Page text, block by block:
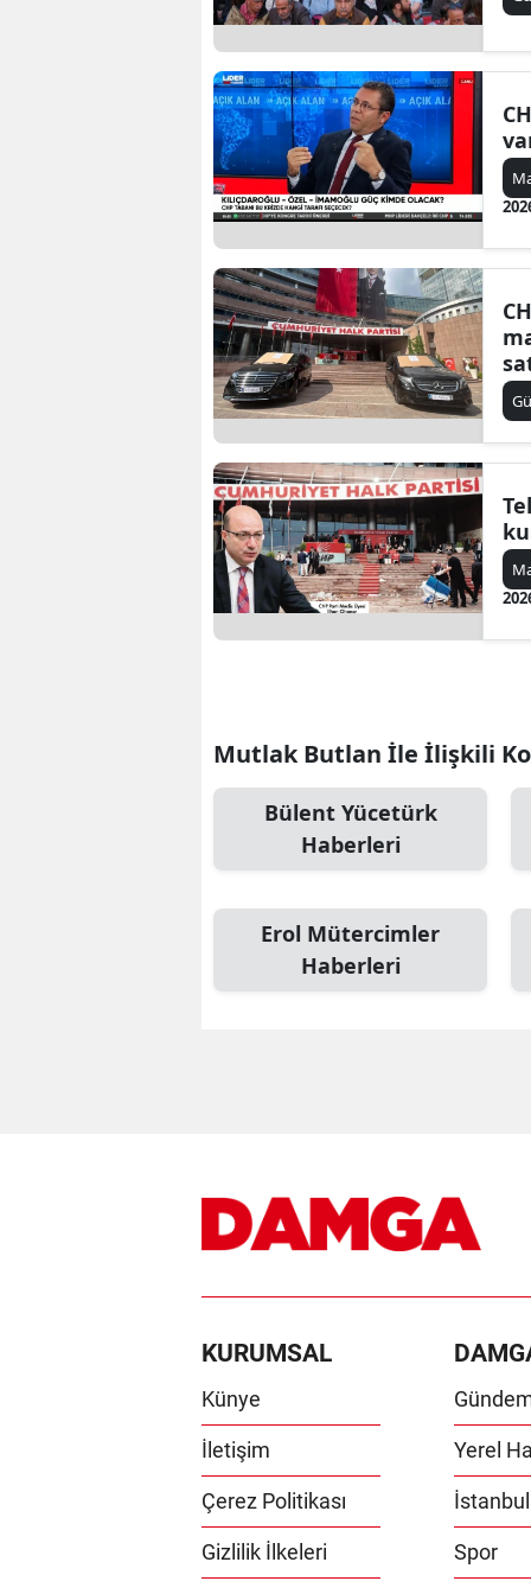
Mutlak Butlan İle İlişkili
Bülent Yücetürk
Haberleri
Erol Mütercimler
Haberleri
KURUMSAL
Künye
İletişim
Çerez Politikası
Gizlilik İlkeleri
Yerel
Spor